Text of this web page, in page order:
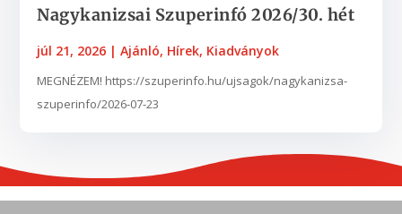
Nagykanizsai Szuperinfó 2026/30. hét
júl 21, 2026 |Ajánló, Hírek, Kiadványok
MEGNÉZEM! https://szuperinfo.hu/ujsagok/nagykanizsa-
szuperinfo/2026-07-23